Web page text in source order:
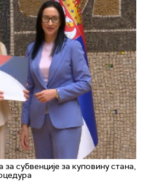
субвенције за куповину стана,